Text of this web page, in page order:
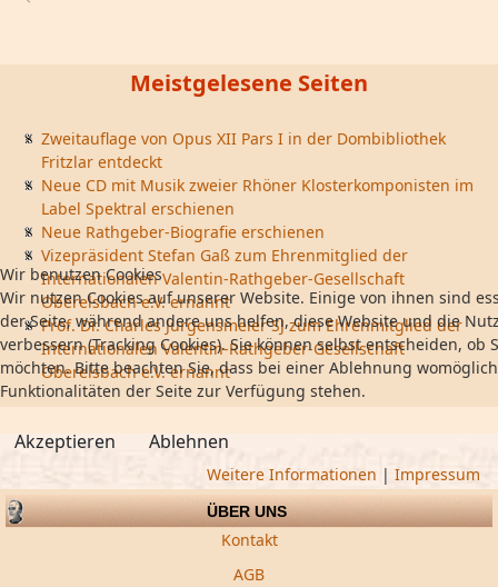
Meistgelesene Seiten
Zweitauflage von Opus XII Pars I in der Dombibliothek
Fritzlar entdeckt
Neue CD mit Musik zweier Rhöner Klosterkomponisten im
Label Spektral erschienen
Neue Rathgeber-Biografie erschienen
Vizepräsident Stefan Gaß zum Ehrenmitglied der
Internationalen Valentin-Rathgeber-Gesellschaft
Oberelsbach e.V. ernannt
Prof. Dr. Charles Jurgensmeier SJ zum Ehrenmitglied der
Internationalen Valentin-Rathgeber-Gesellschaft
Oberelsbach e.V. ernannt
ÜBER UNS
Kontakt
AGB
Wir benutzen Cookies
Wir nutzen Cookies auf unserer Website. Einige von ihnen sind
der Seite, während andere uns helfen, diese Website und die
verbessern (Tracking Cookies). Sie können selbst entscheiden, ob
möchten. Bitte beachten Sie, dass bei einer Ablehnung
Funktionalitäten der Seite zur Verfügung stehen.
Akzeptieren Ablehnen
Weitere Informationen | Impressum